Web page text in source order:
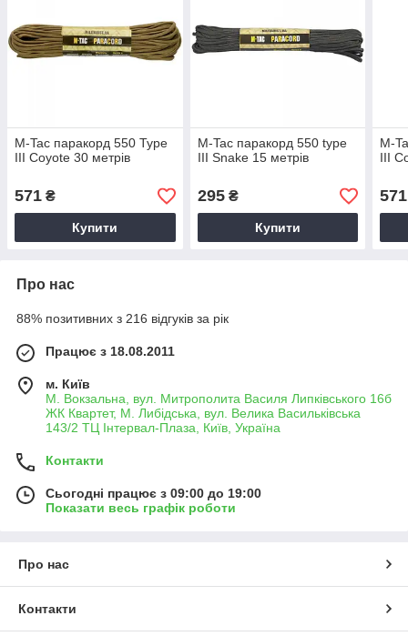
M-Tac паракорд 550 Type
III Coyote 30 метрів
571 ₴
Купити
M-Tac паракорд 550 type
III Snake 15 метрів
295₴
Купити
M-
III
571
Про нас
88% позитивних з 216 відгуків за рік
Працює з 18.08.2011
м. Київ
М. Вокзальна, вул. Митрополита Василя Липківського 16б
ЖК Квартет, М. Либідська, вул. Велика Васильківська
143/2 ТЦ Інтервал-Плаза, Київ, Україна
Контакти
Сьогодні працює з 09:00 до 19:00
Показати весь графік роботи
Про нас
Контакти